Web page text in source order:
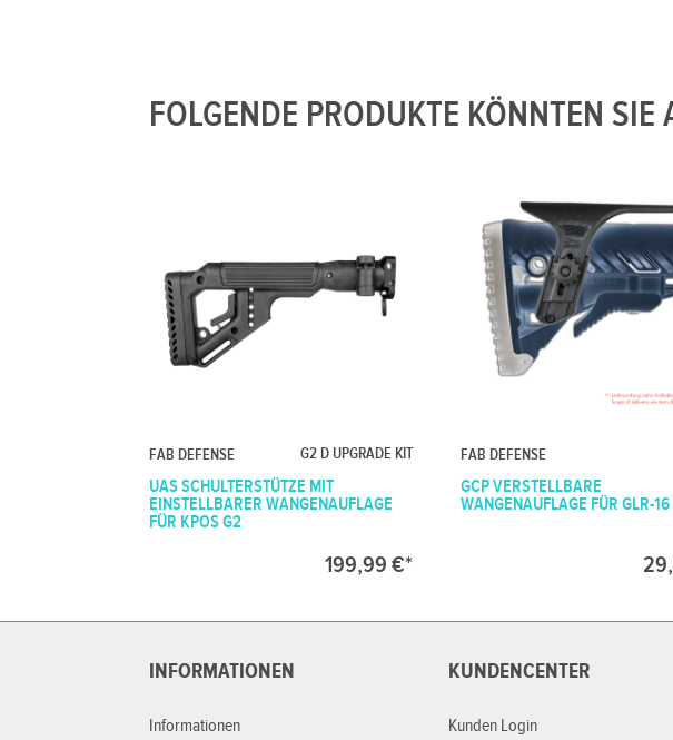
FOLGENDE PRODUKTE KÖNNTEN SIE
FAB DEFENSE G2 D UPGRADE KIT
UAS SCHULTERSTÜTZE MIT
EINSTELLBARER WANGENAUFLAGE
FÜR KPOS G2
199,99 €*
FAB DEFENSE
GCP VERSTELLBARE
WANGENAUFLAGE FÜR GLR-16
INFORMATIONEN
Informationen
KUNDENCENTER
Kunden Login